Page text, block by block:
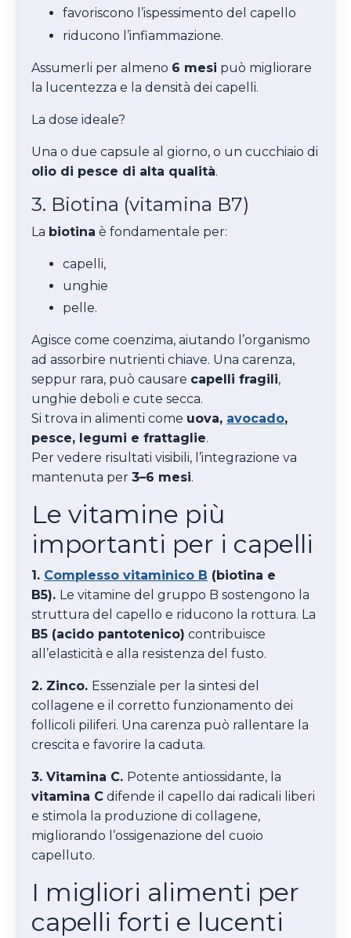
favoriscono l’ispessimento del capello
riducono l’infiammazione.
Assumerli per almeno 6 mesi può migliorare
la lucentezza e la densità dei capelli.
La dose ideale?
Una o due capsule al giorno, o un cucchiaio di
olio di pesce di alta qualità.
3. Biotina (vitamina B7)
La biotina è fondamentale per:
capelli,
unghie
pelle.
Agisce come coenzima, aiutando l’organismo
ad assorbire nutrienti chiave. Una carenza,
seppur rara, può causare capelli fragili,
unghie deboli e cute secca.
Si trova in alimenti come uova, avocado,
pesce, legumi e frattaglie.
Per vedere risultati visibili, l’integrazione va
mantenuta per 3–6 mesi.
Le vitamine più
importanti per i capelli
1. Complesso vitaminico B (biotina e
B5). Le vitamine del gruppo B sostengono la
struttura del capello e riducono la rottura. La
B5 (acido pantotenico) contribuisce
all’elasticità e alla resistenza del fusto.
2. Zinco. Essenziale per la sintesi del
collagene e il corretto funzionamento dei
follicoli piliferi. Una carenza può rallentare la
crescita e favorire la caduta.
3. Vitamina C. Potente antiossidante, la
vitamina C difende il capello dai radicali liberi
e stimola la produzione di collagene,
migliorando l’ossigenazione del cuoio
capelluto.
I migliori alimenti per
capelli forti e lucenti